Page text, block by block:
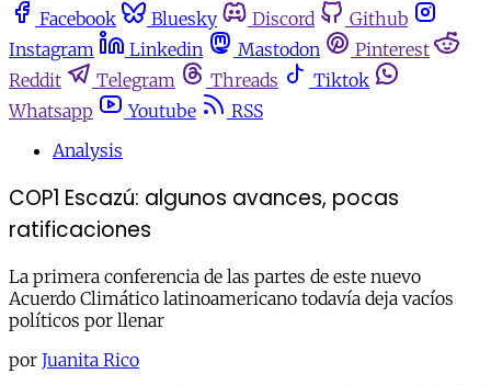
Facebook
Bluesky Discord
Github
Instagram
Linkedin Mastodon
Pinterest
Reddit
Telegram Threads
Tiktok
Whatsapp
Youtube
RSS
Analysis
COP1 Escazú: algunos avances, pocas
ratificaciones
La primera conferencia de las partes de este nuevo
Acuerdo Climático latinoamericano todavía deja vacíos
políticos por llenar
por Juanita Rico